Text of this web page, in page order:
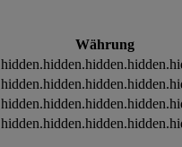
Währung